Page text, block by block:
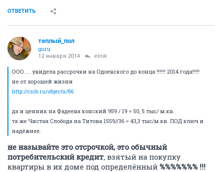
ОТВЕТИТЬ
теплый_пол
guru
12 января 2014 elnik
ООО..... увидела рассрочки на Одоевского до конца !!!!!! 2014 года!!!!!
не от хорошей жизни
http://csib.ru/objects/86
да и ценник на Фадеева конский 959 / 19 = 50, 5 тыс/ м.кв.
та же Чистая Слобода на Титова 1559//36 = 43,3 тыс/м.кв. ПОД ключ и
надёжнее.
не называйте это отсрочкой, это обычный
потребительский кредит, взятый на покупку
квартиры в их доме под определённый %%%%%%% !!!